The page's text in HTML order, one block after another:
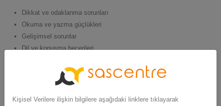
Dikkat ve odaklanma sorunları
Okuma ve yazma güçlükleri
Gelişimsel sorunlar
Dil ve konuşma becerileri
İleri Yaş Sorunları
Kişisel Verilere ilişkin bilgilere aşağıdaki linklere tıklayarak